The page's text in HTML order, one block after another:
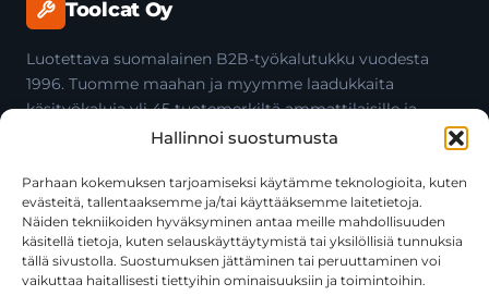
Hallinnoi suostumusta
Parhaan kokemuksen tarjoamiseksi käytämme teknologioita, kuten
evästeitä, tallentaaksemme ja/tai käyttääksemme laitetietoja.
Näiden tekniikoiden hyväksyminen antaa meille mahdollisuuden
käsitellä tietoja, kuten selauskäyttäytymistä tai yksilöllisiä tunnuksia
tällä sivustolla. Suostumuksen jättäminen tai peruuttaminen voi
vaikuttaa haitallisesti tiettyihin ominaisuuksiin ja toimintoihin.
Toolcat Oy
Luotettava suomalainen B2B-työkalutukku vuodesta
1996. Tuomme maahan ja myymme laadukkaita
käsityökaluja yli 45 tuotemerkiltä ammattilaisille ja
TUOTTEET